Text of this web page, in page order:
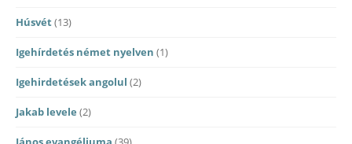
Húsvét(13)
Igehírdetés német nyelven (1)
Igehirdetések angolul (2)
Jakab levele (2)